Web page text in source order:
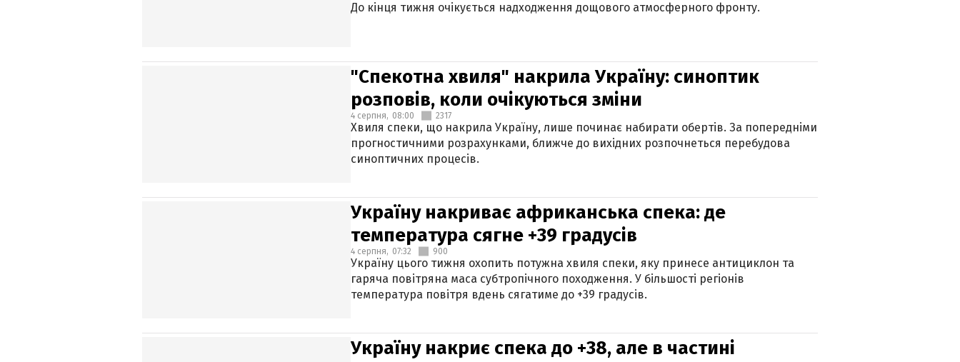
До кінця тижня очікується надходження дощового атмосферного фронту.
"Спекотна хвиля" накрила Україну: синоптик
розповів, коли очікуються зміни
4 серпня, 08:00 2317
Хвиля спеки, що накрила Україну, лише починає набирати обертів. За попередніми
прогностичними розрахунками, ближче до вихідних розпочнеться перебудова
синоптичних процесів.
Україну накриває африканська спека: де
температура сягне +39 градусів
4 серпня, 07:32 900
Україну цього тижня охопить потужна хвиля спеки, яку принесе антициклон та
гаряча повітряна маса субтропічного походження. У більшості регіонів
температура повітря вдень сягатиме до +39 градусів.
Україну накриє спека до +38, але в частині